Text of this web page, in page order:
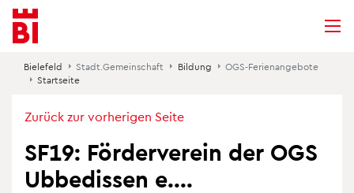
Inhalt
ansprin­gen
Menü
ansprin­gen
Suche
ansprin­gen
Bie­le­feld Stadt.​Gemeinschaft Bil­dung
OGS-Feri­en­an­ge­bote
Start­seite
Zurück zur vor­he­ri­gen Seite
SF19: För­der­ver­ein der OGS
Ubbe­dis­sen e....